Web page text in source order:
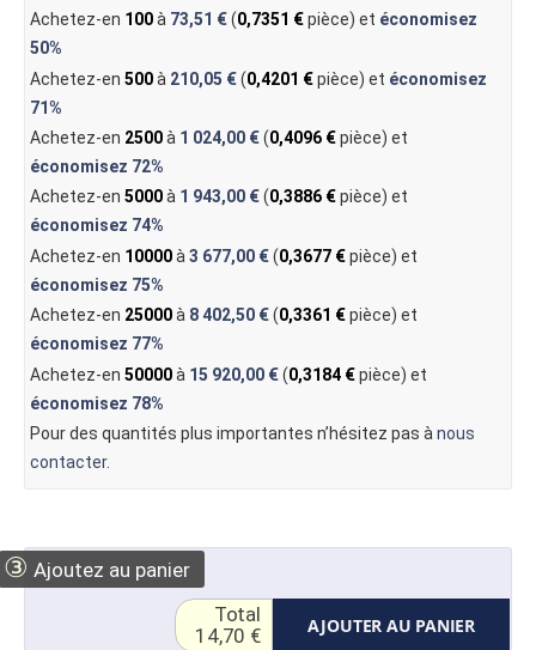
Achetez-en 100à 73,51 €(0,7351 €pièce) et économisez
50%
Achetez-en 500à 210,05 €(0,4201 €pièce) et économisez
71%
Achetez-en 2500à 1 024,00 €(0,4096 €pièce) et
économisez 72%
Achetez-en 5000à 1 943,00 €(0,3886 €pièce) et
économisez 74%
Achetez-en 10000à 3 677,00 €(0,3677 €pièce) et
économisez 75%
Achetez-en 25000à 8 402,50 €(0,3361 €pièce) et
économisez 77%
Achetez-en 50000à 15 920,00 €(0,3184 €pièce) et
économisez 78%
Pour des quantités plus importantes n’hésitez pas à nous
contacter.
③ Ajoutez au panier
AJOUTER AU PANIER
Total
14,70 €